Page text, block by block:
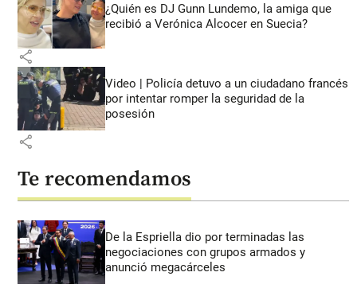
¿Quién es DJ Gunn Lundemo, la amiga que
recibió a Verónica Alcocer en Suecia?
share
Video | Policía detuvo a un ciudadano francés
por intentar romper la seguridad de la
posesión
share
Te recomendamos
De la Espriella dio por terminadas las
negociaciones con grupos armados y
anunció megacárceles